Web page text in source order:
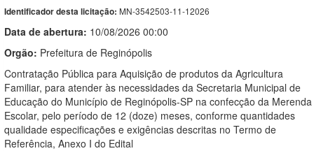
Identificador desta licitação: MN-3542503-11-12026
Data de abertura: 10/08/2026 00:00
Orgão: Prefeitura de Reginópolis
Contratação Pública para Aquisição de produtos da Agricultura
Familiar, para atender às necessidades da Secretaria Municipal de
Educação do Município de Reginópolis-SP na confecção da Merenda
Escolar, pelo período de 12 (doze) meses, conforme quantidades
qualidade especificações e exigências descritas no Termo de
Referência, Anexo I do Edital